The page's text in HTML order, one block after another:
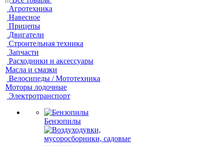
Агротехника
Навесное
Прицепы
Двигатели
Строительная техника
Запчасти
Расходники и аксессуары
Масла и смазки
Велосипеды / Мототехника
Моторы лодочные
Электротранспорт
Бензопилы